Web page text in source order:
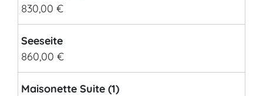
830,00 €
Seeseite
860,00 €
Maisonette Suite (1)